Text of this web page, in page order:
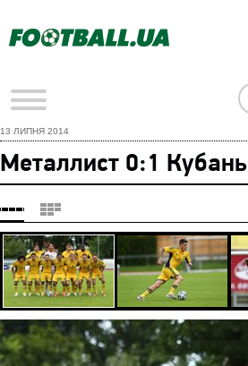
13 ЛИПНЯ 2014
Металлист 0:1 Кубань